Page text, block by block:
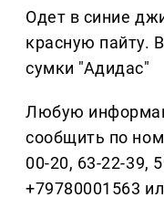
Одет в синие
красную пайту.
сумки "Адидас"
Любую
сообщить по
00-20, 63-22-39,
+79780001563